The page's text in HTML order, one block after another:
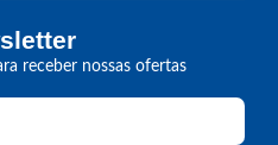
receber nossas ofertas